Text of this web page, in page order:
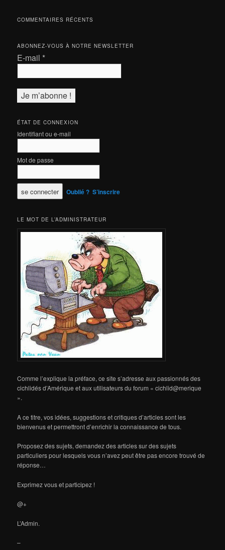
COMMENTAIRES RÉCENTS
ABONNEZ-VOUS À NOTRE NEWSLETTER
E-mail *
ÉTAT DE CONNEXION
Identifiant ou e-mail
Mot de passe
Oublié ? S’inscrire
LE MOT DE L’ADMINISTRATEUR
Comme l’explique la préface, ce site s’adresse aux passionnés des
cichlidés d’Amérique et aux utilisateurs du forum « cichlid@merique
».
A ce titre, vos idées, suggestions et critiques d’articles sont les
bienvenus et permettront d’enrichir la connaissance de tous.
Proposez des sujets, demandez des articles sur des sujets
particuliers pour lesquels vous n’avez peut être pas encore trouvé de
réponse…
Exprimez vous et participez !
@+
L’Admin.
–